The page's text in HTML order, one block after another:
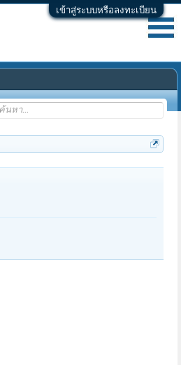
เข้าสู่ระบบหรือลงทะเบียน